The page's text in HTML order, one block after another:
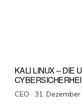
KALI LINUX – DIE
CEO · Veröffentlicht
31. Dezember